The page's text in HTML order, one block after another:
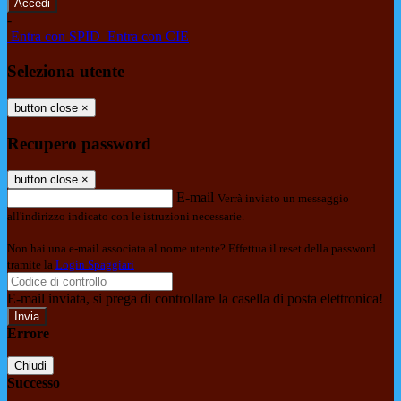
-
Entra con SPID Entra con CIE
Seleziona utente
button close ×
Recupero password
button close ×
E-mail Verrà inviato un messaggio
all'indirizzo indicato con le istruzioni necessarie.
Non hai una e-mail associata al nome utente? Effettua il reset della password
tramite la Login Spaggiari
E-mail inviata, si prega di controllare la casella di posta elettronica!
Errore
Chiudi
Successo